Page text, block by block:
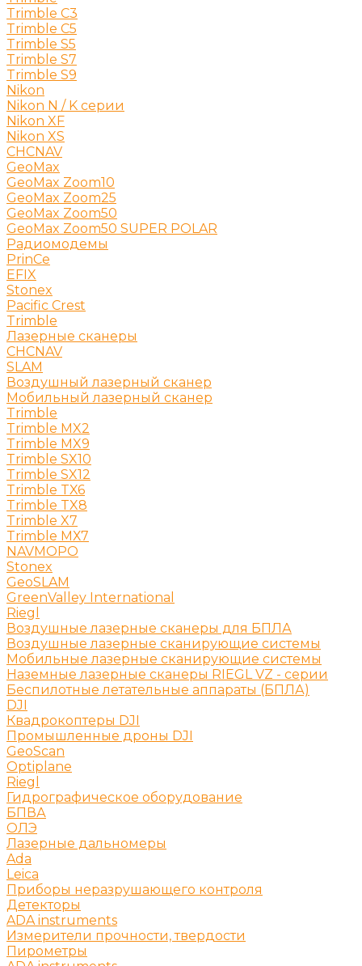
Trimble C3
Trimble C5
Trimble S5
Trimble S7
Trimble S9
Nikon
Nikon N / K серии
Nikon XF
Nikon XS
CHCNAV
GeoMax
GeoMax Zoom10
GeoMax Zoom25
GeoMax Zoom50
GeoMax Zoom50 SUPER POLAR
Радиомодемы
PrinCe
EFIX
Stonex
Pacific Crest
Trimble
Лазерные сканеры
CHCNAV
SLAM
Воздушный лазерный сканер
Мобильный лазерный сканер
Trimble
Trimble MX2
Trimble MX9
Trimble SX10
Trimble SX12
Trimble TX6
Trimble TX8
Trimble X7
Trimble МХ7
NAVMOPO
Stonex
GeoSLAM
GreenValley International
Riegl
Воздушные лазерные сканеры для БПЛА
Воздушные лазерные сканирующие системы
Мобильные лазерные сканирующие системы
Наземные лазерные сканеры RIEGL VZ - серии
Беспилотные летательные аппараты (БПЛА)
DJI
Квадрокоптеры DJI
Промышленные дроны DJI
GeoScan
Optiplane
Riegl
Гидрографическое оборудование
БПВА
ОЛЭ
Лазерные дальномеры
Ada
Leica
Приборы неразрушающего контроля
Детекторы
ADA instruments
Измерители прочности, твердости
Пирометры